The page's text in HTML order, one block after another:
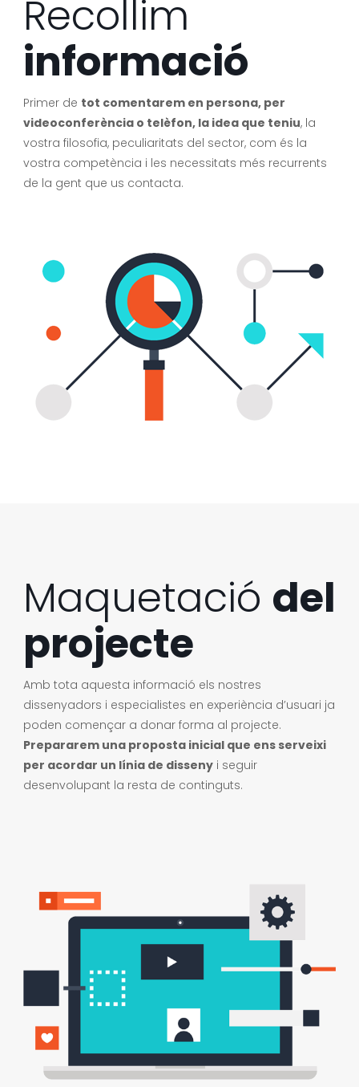
Recollim
informació
Primer de tot comentarem en persona, per
videoconferència o telèfon, la idea que teniu, la
vostra filosofia, peculiaritats del sector, com és la
vostra competència i les necessitats més recurrents
de la gent que us contacta.
Maquetació del
projecte
Amb tota aquesta informació els nostres
dissenyadors i especialistes en experiència d’usuari ja
poden començar a donar forma al projecte.
Prepararem una proposta inicial que ens serveixi
per acordar un línia de dissenyi seguir
desenvolupant la resta de continguts.